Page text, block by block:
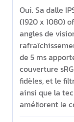
Oui. Sa dalle
(1920 x 1080)
angles de
de 5 ms
couverture
fidèles, et le
ainsi que la
améliorent le